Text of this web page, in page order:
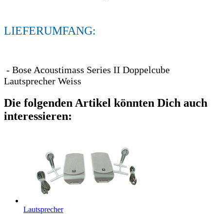
LIEFERUMFANG:
- Bose Acoustimass Series II Doppelcube
Lautsprecher Weiss
Die folgenden Artikel könnten Dich auch
interessieren:
Lautsprecher